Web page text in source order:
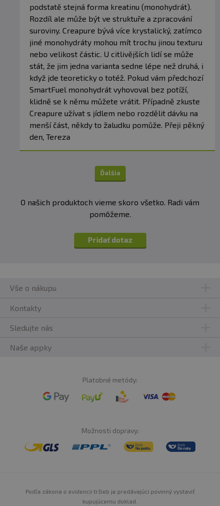
podstatě stejná forma kreatinu (monohydrát).
Rozdíl ale může být ve struktuře a zpracování
suroviny. Creapure bývá více krystalický, zatímco
jiné monohydráty mohou mít trochu jinou texturu
nebo velikost částic. U citlivějších lidí se může
stát, že jim jedna varianta sedne lépe než druhá, i
když jde teoreticky o totéž. Pokud vám předchozí
SmartFuel monohydrát vyhovoval bez potíží,
klidně se k němu můžete vrátit. Případně zkuste
Creapure užívat s jídlem nebo rozdělit dávku na
menší část, někdy to žaludku pomůže. Přeji pěkný
den, Tereza
Ďalšia
O našich produktoch vieme skoro všetko. Radi vám
pomôžeme.
Pridať dotaz
Vše o nákupu
Kontakty
Sledujte nás
Naše appky
Platobné metódy:
Možnosti dopravy:
Podľa zákona o evidencii tržieb je predávajúci povinný vystaviť
kupujúcemu doklad.